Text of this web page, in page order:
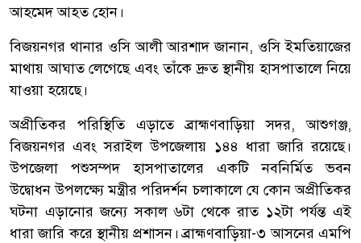
আহমেদ আহত হোন।
বিজয়নগর থানার ওসি আলী আরশাদ জানান, ওসি ইমতিয়াজের
মাথায় আঘাত লেগেছে এবং তাঁকে দ্রুত স্থানীয় হাসপাতালে নিয়ে
যাওয়া হয়েছে।
অপ্রীতিকর পরিস্থিতি এড়াতে ব্রাহ্মণবাড়িয়া সদর, আশুগঞ্জ,
বিজয়নগর এবং সরাইল উপজেলায় ১৪৪ ধারা জারি রয়েছে।
উপজেলা পশুসম্পদ হাসপাতালের একটি নবনির্মিত ভবন
উদ্বোধন উপলক্ষ্যে মন্ত্রীর পরিদর্শন চলাকালে যে কোন অপ্রীতিকর
ঘটনা এড়ানোর জন্যে সকাল ৬টা থেকে রাত ১২টা পর্যন্ত এই
ধারা জারি করে স্থানীয় প্রশাসন। ব্রাহ্মণবাড়িয়া-৩ আসনের এমপি